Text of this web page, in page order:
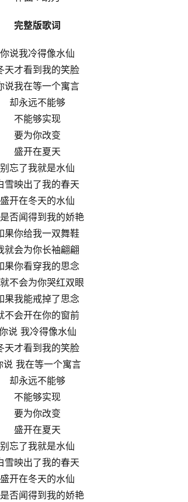
完整版歌词
你说我冷得像水仙
天才看到我的笑脸
说我在等一个寓言
却永远不能够
不能够实现
要为你改变
盛开在夏天
别忘了我就是水仙
雪映出了我的春天
盛开在冬天的水仙
否闻得到我的娇艳
果你给我一双舞鞋
就会为你长袖翩翩
果你看穿我的思念
不会为你哭红双眼
果我能戒掉了思念
不会开在你的窗前
说 我冷得像水仙
天才看到我的笑脸
说 我在等一个寓言
却永远不能够
不能够实现
要为你改变
盛开在夏天
别忘了我就是水仙
雪映出了我的春天
盛开在冬天的水仙
否闻得到我的娇艳